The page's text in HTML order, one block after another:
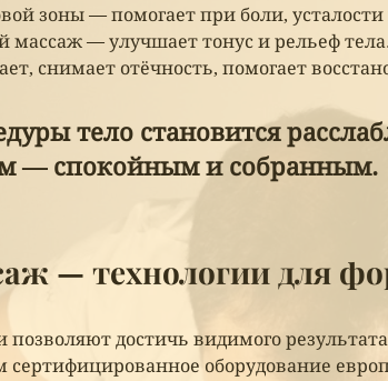
зоны — помогает при боли,
— улучшает тонус и рельеф
снимает отёчность, помогает
тело становится
— спокойным и собранным.
— технологии для
достичь видимого
оборудование